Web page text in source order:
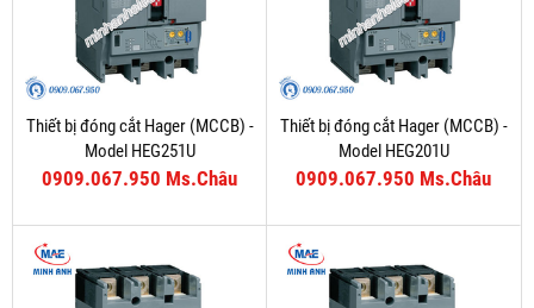
Thiết bị đóng cắt Hager (MCCB) -
Model HEG251U
0909.067.950 Ms.Châu
Thiết bị đóng cắt Hager (MCCB) -
Model HEG201U
0909.067.950 Ms.Châu